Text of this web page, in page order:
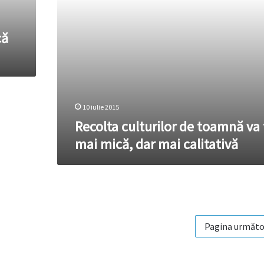
10 iulie 2015
Recolta culturilor de toamnă va
mai mică, dar mai calitativă
Pagina